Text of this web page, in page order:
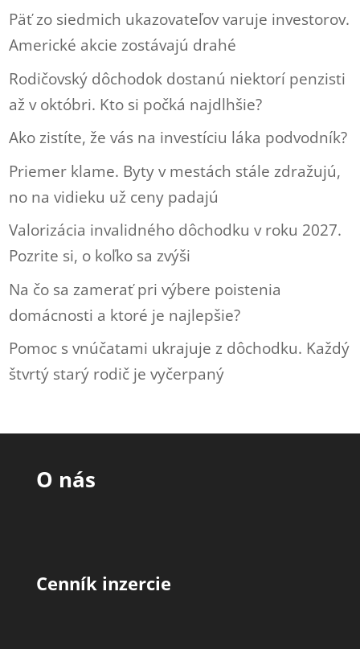
Päť zo siedmich ukazovateľov varuje investorov.
Americké akcie zostávajú drahé
Rodičovský dôchodok dostanú niektorí penzisti
až v októbri. Kto si počká najdlhšie?
Ako zistíte, že vás na investíciu láka podvodník?
Priemer klame. Byty v mestách stále zdražujú,
no na vidieku už ceny padajú
Valorizácia invalidného dôchodku v roku 2027.
Pozrite si, o koľko sa zvýši
Na čo sa zamerať pri výbere poistenia
domácnosti a ktoré je najlepšie?
Pomoc s vnúčatami ukrajuje z dôchodku. Každý
štvrtý starý rodič je vyčerpaný
O nás
Cenník inzercie